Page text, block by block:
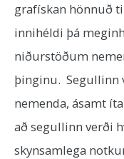
grafískan hönnuð
innihéldi þá
niðurstöðum
þinginu. Segullinn
nemenda, ásamt
að segullinn verði
skynsamlega